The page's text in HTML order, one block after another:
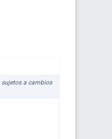
sujetos a cambios